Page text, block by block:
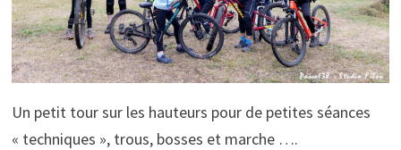
Un petit tour sur les hauteurs pour de petites séances
« techniques », trous, bosses et marche ….